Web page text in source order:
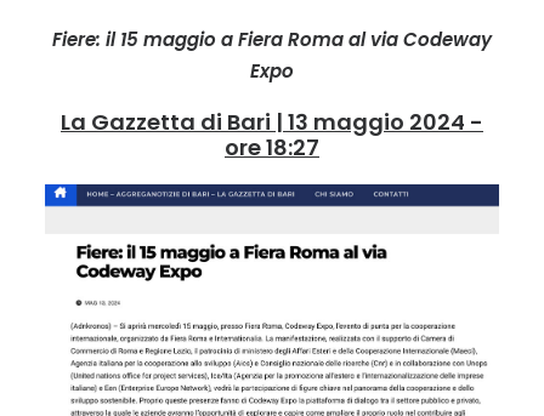
Fiere: il 15 maggio a Fiera Roma al via Codeway
Expo
La Gazzetta di Bari | 13 maggio 2024 -
ore 18:27